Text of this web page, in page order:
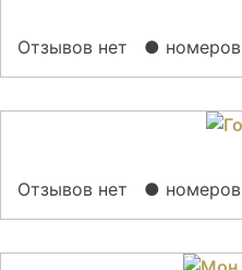
Отзывов нет ● номеров
Отзывов нет ● номеров